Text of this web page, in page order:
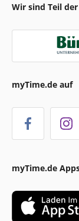
Wir sind Teil
myTime.de auf
myTime.de